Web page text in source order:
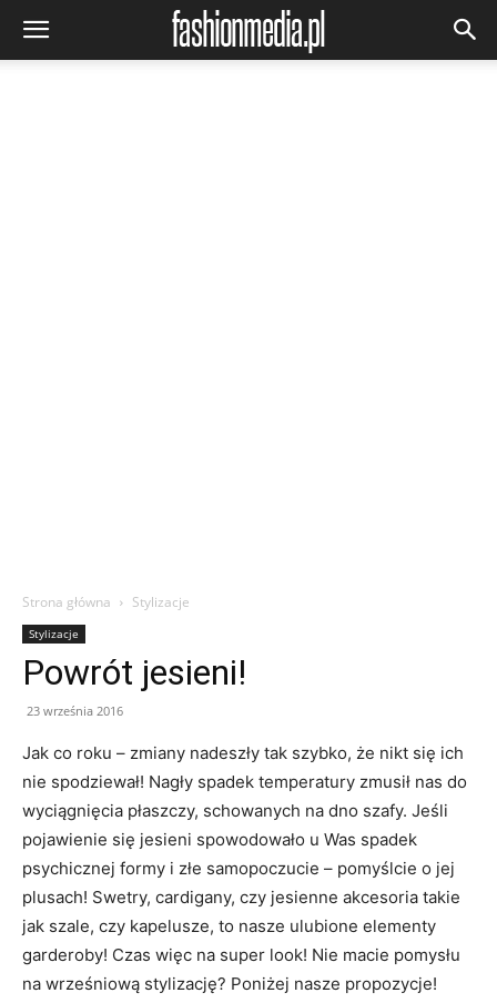
Strona główna Stylizacje
Stylizacje
Powrót jesieni!
23 września 2016
Jak co roku – zmiany nadeszły tak szybko, że nikt się ich
nie spodziewał! Nagły spadek temperatury zmusił nas do
wyciągnięcia płaszczy, schowanych na dno szafy. Jeśli
pojawienie się jesieni spowodowało u Was spadek
psychicznej formy i złe samopoczucie – pomyślcie o jej
plusach! Swetry, cardigany, czy jesienne akcesoria takie
jak szale, czy kapelusze, to nasze ulubione elementy
garderoby! Czas więc na super look! Nie macie pomysłu
na wrześniową stylizację? Poniżej nasze propozycje!